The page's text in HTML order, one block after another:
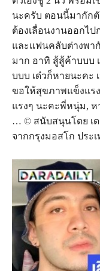
นะครับ ตอนนี้มากัก
ต้องเลื่อนงานออกไป
และแฟนคลับต่างพา
มาก อาทิ สู้สู้ค้าบบบ
บบบ เด๋วก็หายนะคะ
ขอให้สุขภาพแข็งแร
แรงๆ นะคะพี่หนุ่ม, ห
… © สนับสนุนโดย เด
จากกรุงมอสโก ประเ